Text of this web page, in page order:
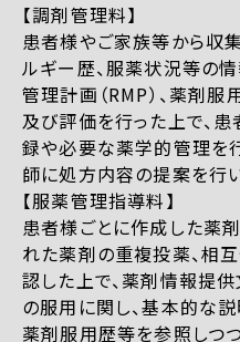
【調剤管理料】
患者様やご家族等から収
ルギー歴、服薬状況等の
管理計画（RMP）、薬剤
及び評価を行った上で、
録や必要な薬学的管理を
師に処方内容の提案を行い
【服薬管理指導料】
患者様ごとに作成した薬
れた薬剤の重複投薬、相
認した上で、薬剤情報提
の服用に関し、基本的な説
薬剤服用歴等を参照しつ